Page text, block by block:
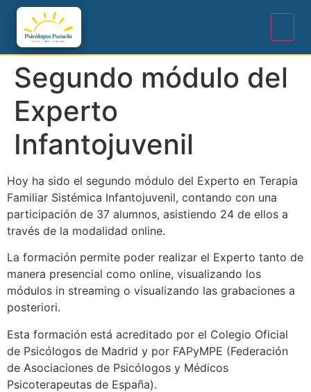
Segundo módulo del
Experto
Infantojuvenil
Hoy ha sido el segundo módulo del Experto en Terapia
Familiar Sistémica Infantojuvenil, contando con una
participación de 37 alumnos, asistiendo 24 de ellos a
través de la modalidad online.
La formación permite poder realizar el Experto tanto de
manera presencial como online, visualizando los
módulos in streaming o visualizando las grabaciones a
posteriori.
Esta formación está acreditado por el Colegio Oficial
de Psicólogos de Madrid y por FAPyMPE (Federación
de Asociaciones de Psicólogos y Médicos
Psicoterapeutas de España).